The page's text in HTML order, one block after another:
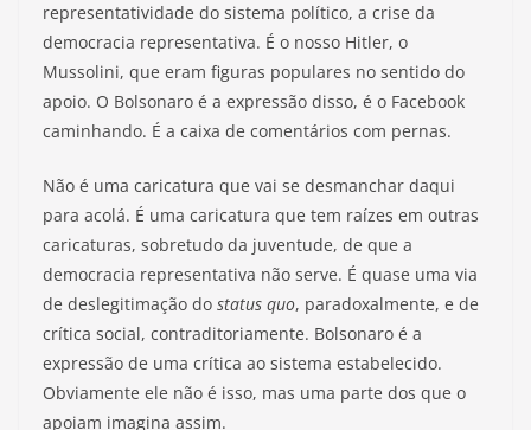
representatividade do sistema político, a crise da
democracia representativa. É o nosso Hitler, o
Mussolini, que eram figuras populares no sentido do
apoio. O Bolsonaro é a expressão disso, é o Facebook
caminhando. É a caixa de comentários com pernas.
Não é uma caricatura que vai se desmanchar daqui
para acolá. É uma caricatura que tem raízes em outras
caricaturas, sobretudo da juventude, de que a
democracia representativa não serve. É quase uma via
de deslegitimação do status quo, paradoxalmente, e de
crítica social, contraditoriamente. Bolsonaro é a
expressão de uma crítica ao sistema estabelecido.
Obviamente ele não é isso, mas uma parte dos que o
apoiam imagina assim.